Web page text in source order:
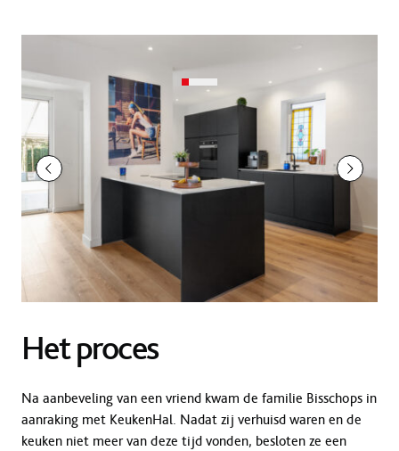
Het proces
Na aanbeveling van een vriend kwam de familie Bisschops in
aanraking met KeukenHal. Nadat zij verhuisd waren en de
keuken niet meer van deze tijd vonden, besloten ze een